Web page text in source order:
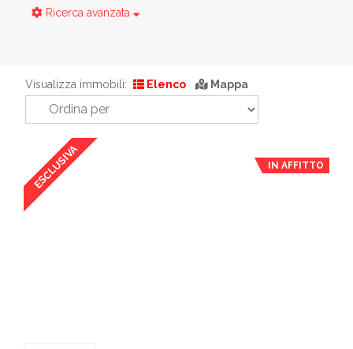
Ricerca avanzata
Visualizza immobili: Elenco Mappa
ESCLUSIVA IN AFFITTO